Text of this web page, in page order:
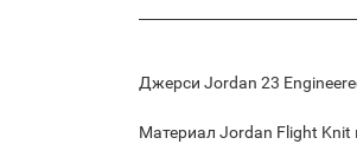
Джерси Jordan 23
Материал Jordan Flight